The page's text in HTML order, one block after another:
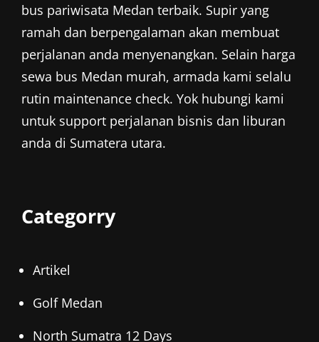
bus pariwisata Medan terbaik. Supir yang
ramah dan berpengalaman akan membuat
perjalanan anda menyenangkan. Selain harga
sewa bus Medan murah, armada kami selalu
rutin maintenance check. Yok hubungi kami
untuk support perjalanan bisnis dan liburan
anda di Sumatera utara.
Categorry
Artikel
Golf Medan
North Sumatra 12 Days